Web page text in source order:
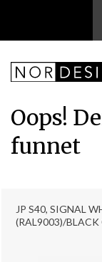
Oops!
funnet
JP S40, SIGNAL
(RAL9003)/BLACK